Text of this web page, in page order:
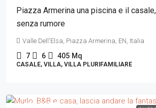
Piazza Armerina una piscina e il
senza rumore
Valle Dell'Elsa, Piazza Armerina, EN, Italia
7 6 405 Mq
CASALE, VILLA, VILLA PLURIFAMILIARE
1.100.000€